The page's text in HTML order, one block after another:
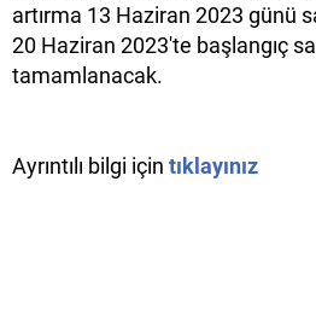
artırma 13 Haziran 2023 günü
20 Haziran 2023'te başlangıç
tamamlanacak.
Ayrıntılı bilgi için tıklayınız